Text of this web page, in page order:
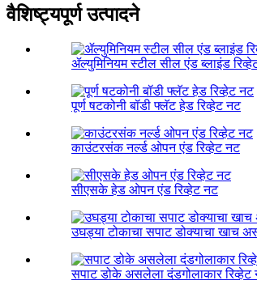
वैशिष्ट्यपूर्ण उत्पादने
ॲल्युमिनियम स्टील सील एंड ब्लाइंड
पूर्ण षटकोनी बॉडी फ्लॅट हेड रिव्हेट नट
काउंटरसंक नर्ल्ड ओपन एंड रिव्हेट नट
सीएसके हेड ओपन एंड रिव्हेट नट
उघड्या टोकाचा सपाट डोक्याचा खाच
सपाट डोके असलेला दंडगोलाकार रिव्हेट